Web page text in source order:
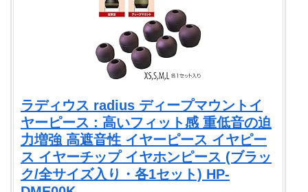
ラディウス radius ディープマウントイ
ヤーピース : 高いフィット感 重低音の迫
力増強 高遮音性 イヤーピース イヤピー
ス イヤーチップ イヤホンピース (ブラッ
ク/全サイズ入り・各1セット) HP-